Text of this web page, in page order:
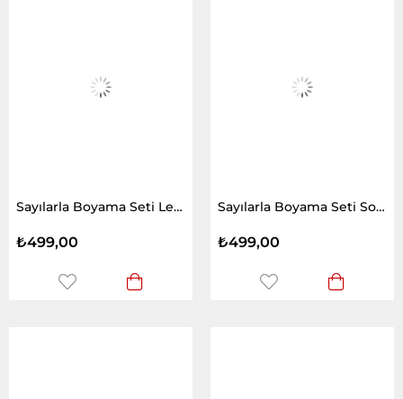
Sayılarla Boyama Seti Led Işıklı Tilki
₺499,00
Sayılarla Boyama Seti Soyut At
₺499,00